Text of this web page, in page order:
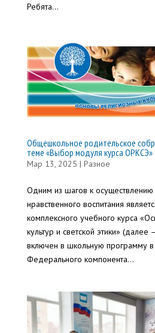
Ребята...
Общешкольное родительское
теме «Выбор модуля курса ОРКСЭ»
Мар 13, 2025 | Разное
Одним из шагов к
нравственного воспитания
комплексного учебного курса
культур и светской этики»
включен в школьную программу в
Федерального компонента...